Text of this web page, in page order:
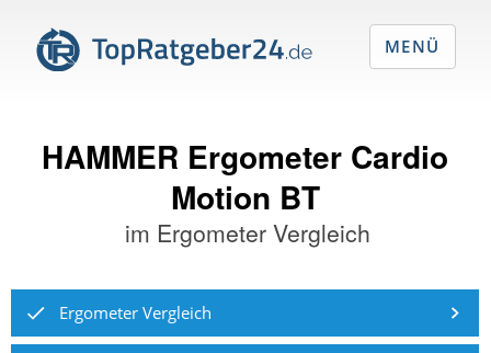
HAMMER Ergometer Cardio
Motion BT
im Ergometer Vergleich
Ergometer Vergleich
MENÜ